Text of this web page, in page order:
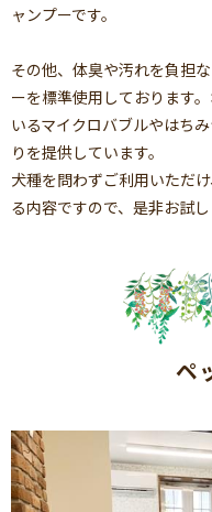
ャンプーです。
その他、体臭や汚れを負担
ーを標準使用しております
いるマイクロバブルやはち
りを提供しています。
犬種を問わずご利用いただ
る内容ですので、是非お試し
ペ